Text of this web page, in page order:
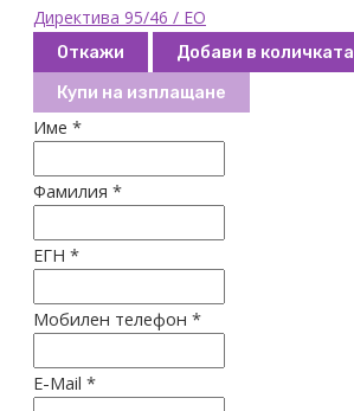
Директива 95/46 / ЕО
Откажи
Добави в количката
Купи на изплащане
Име *
Фамилия *
ЕГН *
Мобилен телефон *
E-Mail *